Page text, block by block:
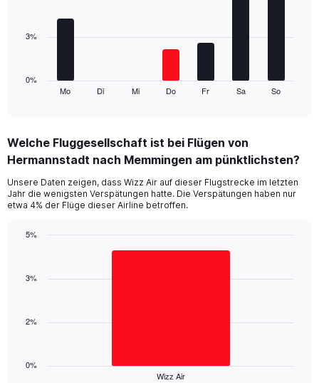
to
The
Range:
7
The
chart
Y
values.
to
Mo Di Mi Do Fr Sa So
0%
3%
Welche Fluggesellschaft ist bei Flügen von
Hermannstadt nach Memmingen am pünktlichsten?
Unsere Daten zeigen, dass Wizz Air auf dieser Flugstrecke im letzten
Jahr die wenigsten Verspätungen hatte. Die Verspätungen haben nur
etwa 4% der Flüge dieser Airline betroffen.
with
The
Wizz Air
0%
2%
3%
5%